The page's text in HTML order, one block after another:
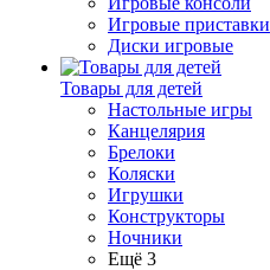
Игровые приставки
Диски игровые
Товары для детей
Настольные игры
Канцелярия
Брелоки
Коляски
Игрушки
Конструкторы
Ночники
Ещё 3